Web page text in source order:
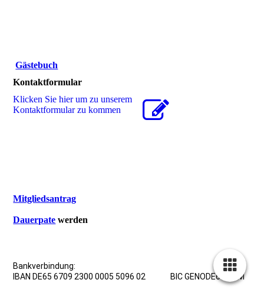
Gästebuch
Kontaktformular
Klicken Sie hier um zu unserem
Kon­takt­for­mu­lar zu kommen
Mitgliedsantrag
Dauerpate werden
Bankverbindung:
IBAN DE65 6709 2300 0005 5096 02 BIC GENODE61WNM